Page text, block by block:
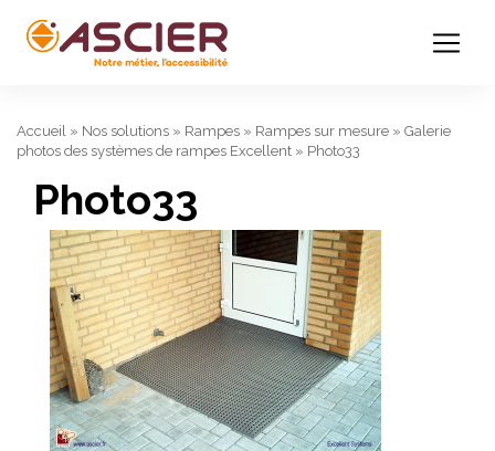
Accueil » Nos solutions » Rampes » Rampes sur mesure » Galerie
photos des systèmes de rampes Excellent » Photo33
Photo33